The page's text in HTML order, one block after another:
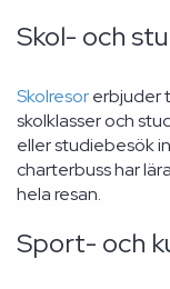
Skol- och
Skolresorerbjuder
skolklasser och
eller studiebesök
charterbuss har
hela resan.
Sport- och